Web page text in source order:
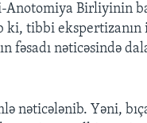
Anotomiya Birliyinin
ki, tibbi ekspertizanın
fəsadı nəticəsində
nəticələnib. Yəni,